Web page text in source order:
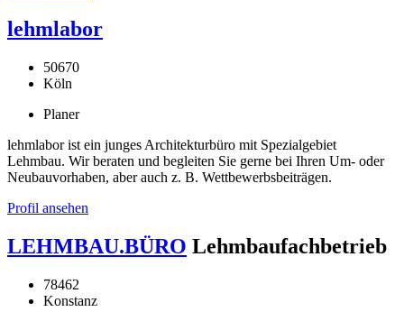
lehmlabor
50670
Köln
Planer
lehmlabor ist ein junges Architekturbüro mit Spezialgebiet
Lehmbau. Wir beraten und begleiten Sie gerne bei Ihren Um- oder
Neubauvorhaben, aber auch z. B. Wettbewerbsbeiträgen.
Profil ansehen
LEHMBAU.BÜRO Lehmbaufachbetrieb
78462
Konstanz